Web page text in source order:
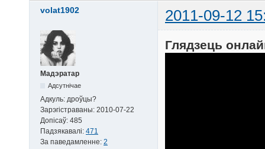
volat1902 2011-09-12
Мадэратар
Адсутнічае
Адкуль: дроўцы?
Зарэгістраваны: 2010-07-22
Допісаў: 485
Падзякавалі: 471
За паведамленне: 2
Глядзець